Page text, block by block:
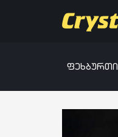
ფეხბურთი